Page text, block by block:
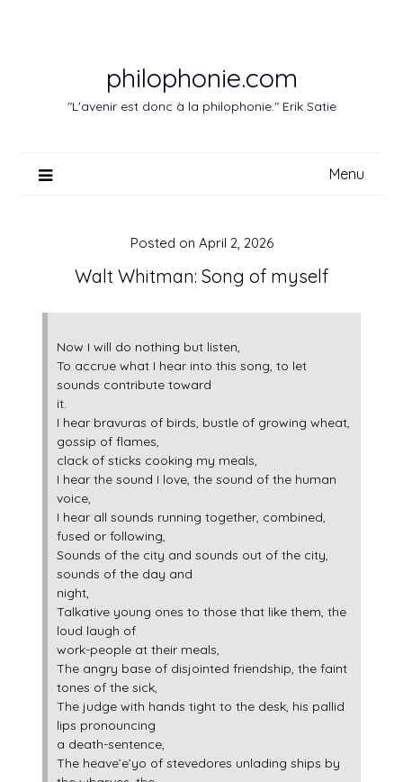
philophonie.com
"L'avenir est donc à la philophonie." Erik Satie
Menu
Walt Whitman: Song of myself
Posted on April 2, 2026
Now I will do nothing but listen,
To accrue what I hear into this song, to let
sounds contribute toward
it.
I hear bravuras of birds, bustle of growing wheat,
gossip of flames,
clack of sticks cooking my meals,
I hear the sound I love, the sound of the human
voice,
I hear all sounds running together, combined,
fused or following,
Sounds of the city and sounds out of the city,
sounds of the day and
night,
Talkative young ones to those that like them, the
loud laugh of
work-people at their meals,
The angry base of disjointed friendship, the faint
tones of the sick,
The judge with hands tight to the desk, his pallid
lips pronouncing
a death-sentence,
The heave’e’yo of stevedores unlading ships by